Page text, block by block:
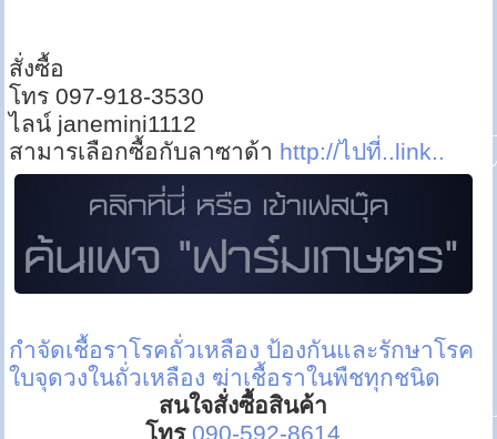
สั่งซื้อ
โทร 097-918-3530
ไลน์ janemini1112
สามารเลือกซื้อกับลาซาด้า http://ไปที่..link..
กำจัดเชื้อราโรคถั่วเหลือง ป้องกันและรักษาโรค
ใบจุดวงในถั่วเหลือง ฆ่าเชื้อราในพืชทุกชนิด
สนใจสั่งซื้อสินค้า
โทร 090-592-8614